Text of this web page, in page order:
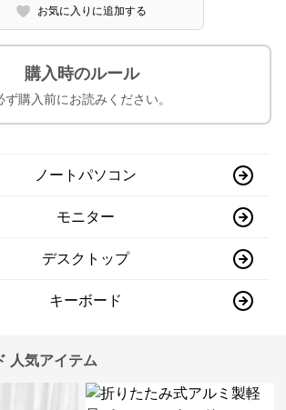
お気に入りに追加する
購入時のルール
ず購入前にお読みください。
ノートパソコン
モニター
デスクトップ
キーボード
人気アイテム